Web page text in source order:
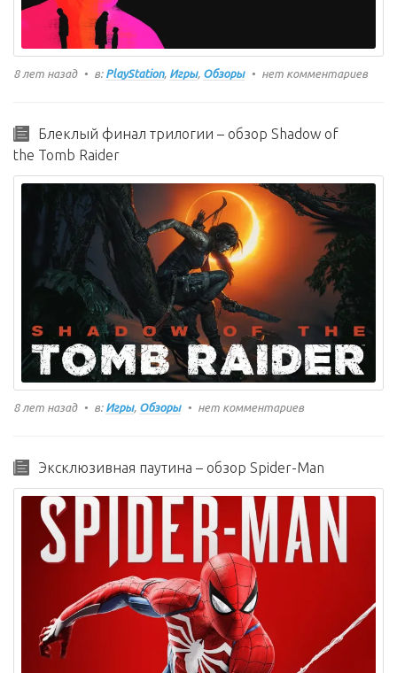
8 лет назад в: PlayStation, Игры, Обзоры нет комментариев
Блеклый финал трилогии – обзор Shadow of
the Tomb Raider
8 лет назад в: Игры, Обзоры нет комментариев
Эксклюзивная паутина – обзор Spider-Man